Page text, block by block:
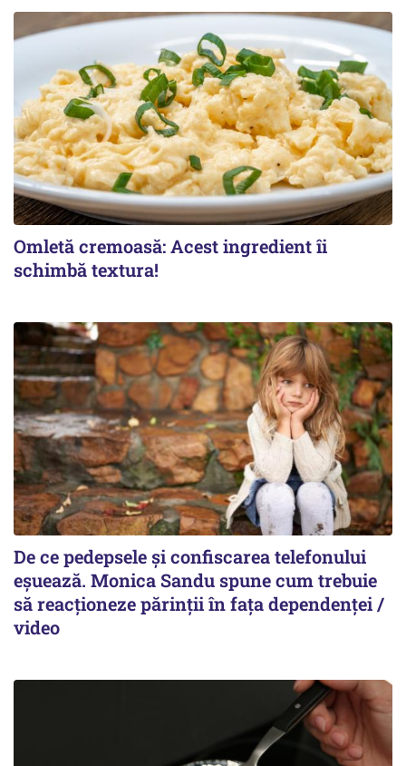
Omletă cremoasă: Acest ingredient îi
schimbă textura!
De ce pedepsele și confiscarea telefonului
eșuează. Monica Sandu spune cum trebuie
să reacționeze părinții în fața dependenței /
video